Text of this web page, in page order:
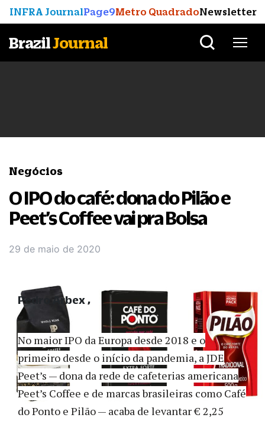
INFRA JournalPage9Metro QuadradoNewsletter
BrazilJournal
Negócios
O IPO do café: dona do Pilão e
Peet’s Coffee vai pra Bolsa
29 de maio de 2020
No maior IPO da Europa desde 2018 e o
primeiro desde o início da pandemia, a JDE
Peet’s — dona da rede de cafeterias americana
Peet’s Coffee e de marcas brasileiras como Café
do Ponto e Pilão — acaba de levantar € 2,25
Pedro Arbex